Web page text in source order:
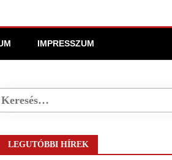
IMPRESSZUM
LEGUTÓBBI HÍREK